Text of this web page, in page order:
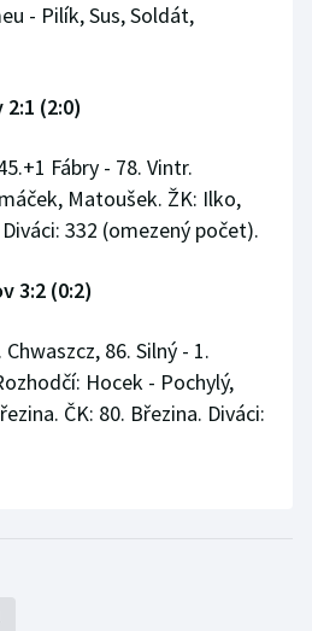
- Pilík, Sus, Soldát,
2:1 (2:0)
Fábry - 78. Vintr.
Matoušek. ŽK: Ilko,
332 (omezený počet).
3:2 (0:2)
86. Silný - 1.
Hocek - Pochylý,
ČK: 80. Březina. Diváci: